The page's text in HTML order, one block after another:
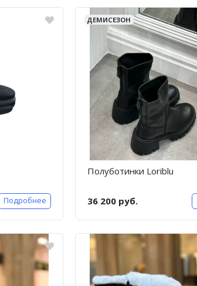
Подробнее
ДЕМИСЕЗОН
Полуботинки Loriblu
36 200 руб.